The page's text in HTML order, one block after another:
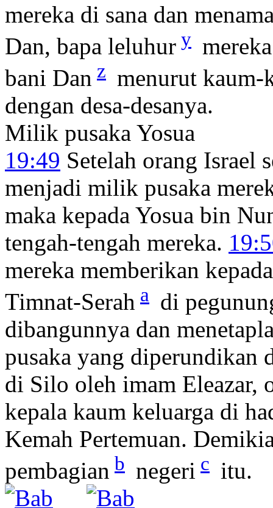
mereka di sana dan
Dan, bapa leluhur y
bani Dan z menurut kaum-
dengan desa-desanya.
Milik pusaka Yosua
19:49 Setelah orang Israel
menjadi milik pusaka
maka kepada Yosua bin
tengah-tengah mereka.
mereka memberikan
Timnat-Serah a di
dibangunnya dan
pusaka yang diperundikan
di Silo oleh imam Eleazar,
kepala kaum keluarga di
Kemah Pertemuan.
pembagian b negeri c itu.